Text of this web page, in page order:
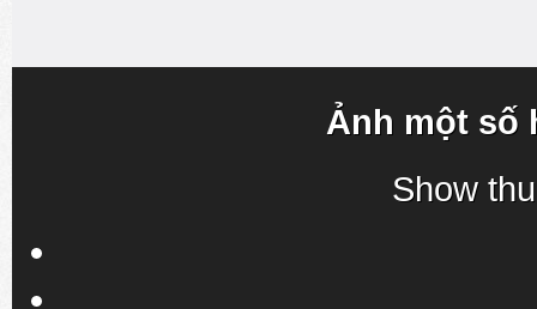
Ảnh một số
Show